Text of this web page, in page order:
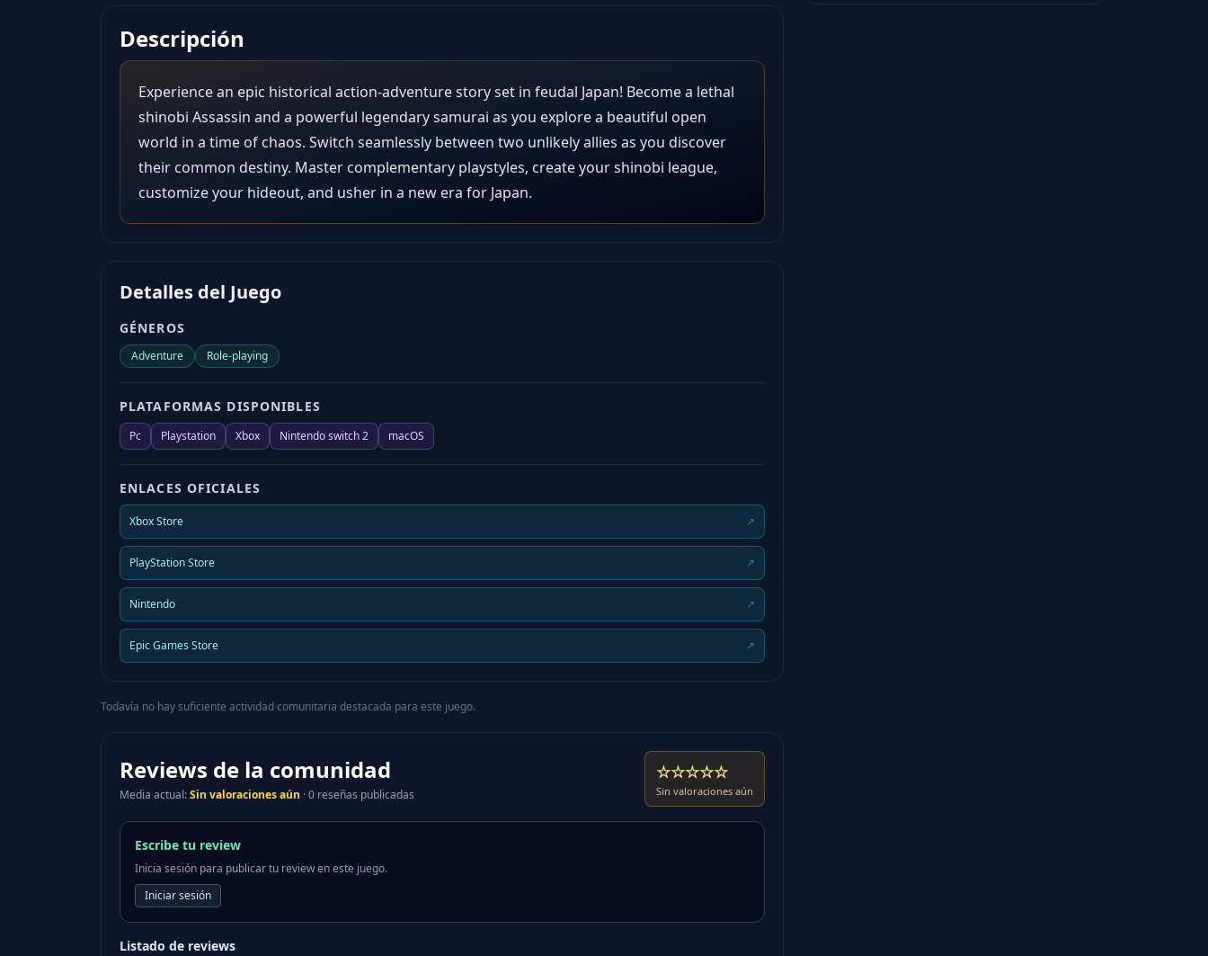
Descripción
Experience an epic historical action-adventure story set in feudal Japan! Become a lethal
shinobi Assassin and a powerful legendary samurai as you explore a beautiful open
world in a time of chaos. Switch seamlessly between two unlikely allies as you discover
their common destiny. Master complementary playstyles, create your shinobi league,
customize your hideout, and usher in a new era for Japan.
Detalles del Juego
GÉNEROS
Adventure Role-playing
PLATAFORMAS DISPONIBLES
Pc Playstation Xbox Nintendo switch 2 macOS
ENLACES OFICIALES
Xbox Store ↗
PlayStation Store ↗
Nintendo ↗
Epic Games Store ↗
Todavía no hay suficiente actividad comunitaria destacada para este juego.
Reviews de la comunidad
Media actual:Sin valoraciones aún ·0 reseñas publicadas
☆☆☆☆☆
Sin valoraciones aún
Escribe tu review
Inicia sesión para publicar tu review en este juego.
Iniciar sesión
Listado de reviews